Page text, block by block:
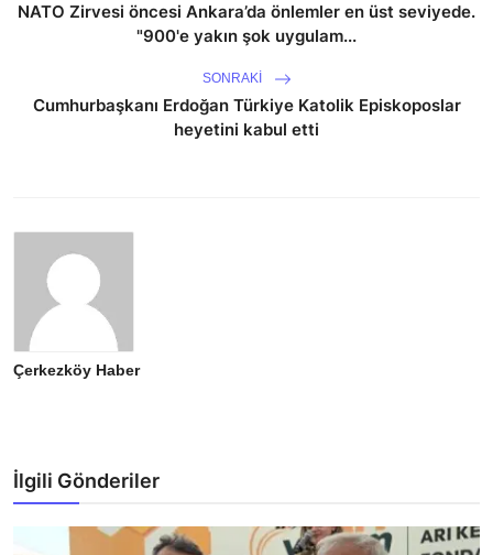
NATO Zirvesi öncesi Ankara’da önlemler en üst seviyede.
"900'e yakın şok uygulam...
SONRAKI
Cumhurbaşkanı Erdoğan Türkiye Katolik Episkoposlar
heyetini kabul etti
Çerkezköy Haber
İlgili Gönderiler